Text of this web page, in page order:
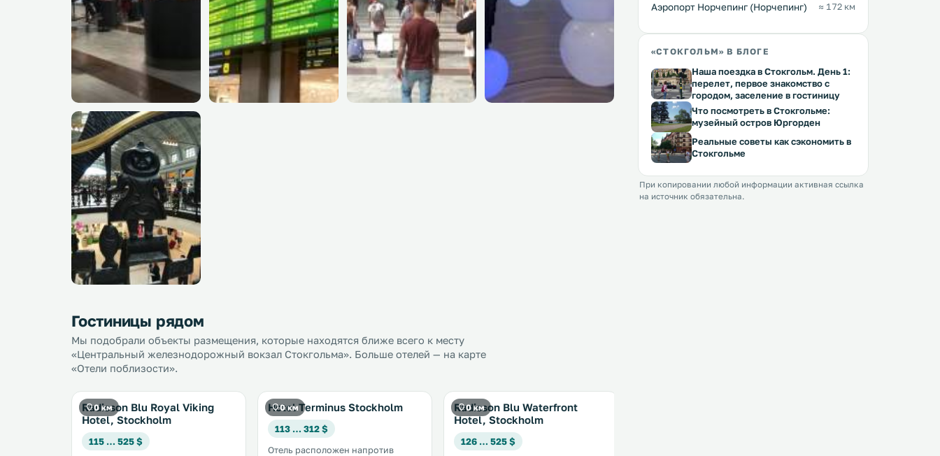
Гостиницы рядом
Мы подобрали объекты размещения, которые находятся ближе всего к месту
«Центральный железнодорожный вокзал Стокгольма». Больше отелей — на карте
«Отели поблизости».
0 км
Radisson Blu Royal Viking
Hotel, Stockholm
115 … 525 $
0 км
Hotel Terminus Stockholm
113 … 312 $
Отель расположен напротив
0 км
Radisson Blu Waterfront
Hotel, Stockholm
126 … 525 $
Аэропорт Норчепинг (Норчепинг) ≈ 172 км
«СТОКГОЛЬМ» В БЛОГЕ
Наша поездка в Стокгольм. День 1:
перелет, первое знакомство с
городом, заселение в гостиницу
Что посмотреть в Стокгольме:
музейный остров Юргорден
Реальные советы как сэкономить в
Стокгольме
При копировании любой информации активная ссылка
на источник обязательна.